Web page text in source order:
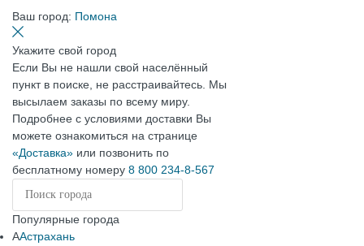
Ваш город: Помона
Укажите свой город
Если Вы не нашли свой населённый
пункт в поиске, не расстраивайтесь. Мы
высылаем заказы по всему миру.
Подробнее с условиями доставки Вы
можете ознакомиться на странице
«Доставка» или позвонить по
бесплатному номеру 8 800 234-8-567
Популярные города
ААстрахань